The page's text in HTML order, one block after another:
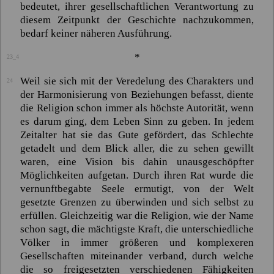
bedeutet, ihrer gesellschaftlichen Verantwortung zu
diesem Zeitpunkt der Geschichte nachzukommen,
bedarf keiner näheren Ausführung.
23_4 *
24
Weil sie sich mit der Veredelung des Charakters und
der Harmonisierung von Beziehungen befasst, diente
die Religion schon immer als höchste Autorität, wenn
es darum ging, dem Leben Sinn zu geben. In jedem
Zeitalter hat sie das Gute gefördert, das Schlechte
getadelt und dem Blick aller, die zu sehen gewillt
waren, eine Vision bis dahin unausgeschöpfter
Möglichkeiten aufgetan. Durch ihren Rat wurde die
vernunftbegabte Seele ermutigt, von der Welt
gesetzte Grenzen zu überwinden und sich selbst zu
erfüllen. Gleichzeitig war die Religion, wie der Name
schon sagt, die mächtigste Kraft, die unterschiedliche
Völker in immer größeren und komplexeren
Gesellschaften miteinander verband, durch welche
die so freigesetzten verschiedenen Fähigkeiten